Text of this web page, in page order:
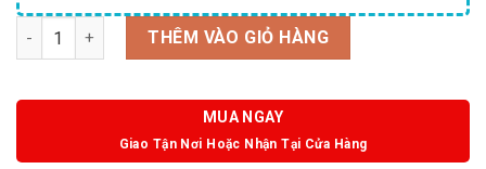
Số lượng THÊM VÀO GIỎ HÀNG
MUA NGAY
Giao Tận Nơi Hoặc Nhận Tại Cửa Hàng